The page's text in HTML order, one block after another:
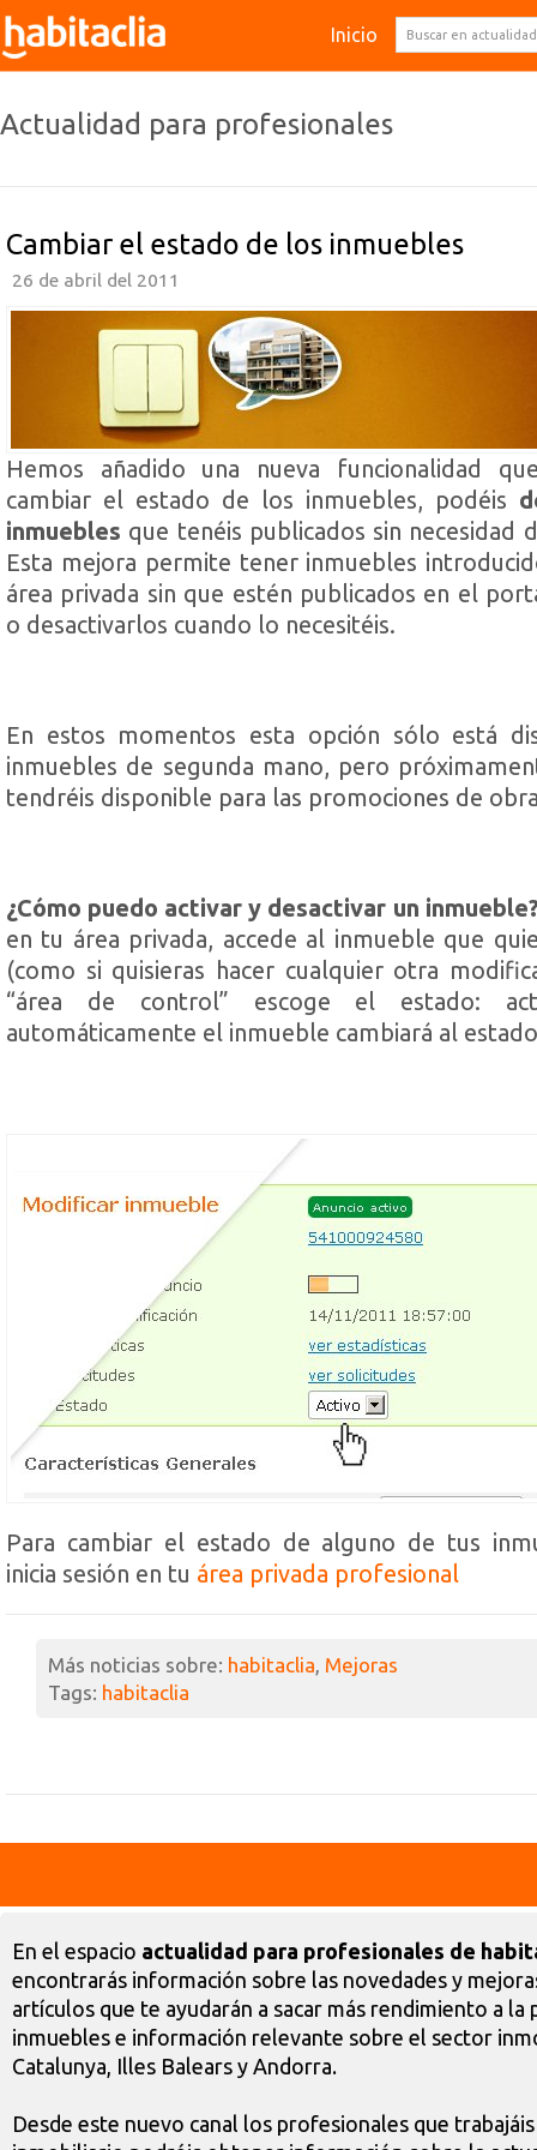
Inicio
Actualidad para profesionales
Cambiar el estado de los inmuebles
26 de abril del 2011
Hemos añadido una nueva funcionalidad
cambiar el estado de los inmuebles, podéis
inmuebles que tenéis publicados sin necesidad
Esta mejora permite tener inmuebles
área privada sin que estén publicados en el
o desactivarlos cuando lo necesitéis.
En estos momentos esta opción sólo está
inmuebles de segunda mano, pero
tendréis disponible para las promociones de
¿Cómo puedo activar y desactivar un
en tu área privada, accede al inmueble que
(como si quisieras hacer cualquier otra
“área de control” escoge el estado:
automáticamente el inmueble cambiará al
Para cambiar el estado de alguno de tus
inicia sesión en tu área privada profesional
Más noticias sobre: habitaclia, Mejoras
Tags: habitaclia
En el espacio actualidad para profesionales de
encontrarás información sobre las novedades y
artículos que te ayudarán a sacar más rendimiento a la
inmuebles e información relevante sobre el sector
Catalunya, Illes Balears y Andorra.
Desde este nuevo canal los profesionales que